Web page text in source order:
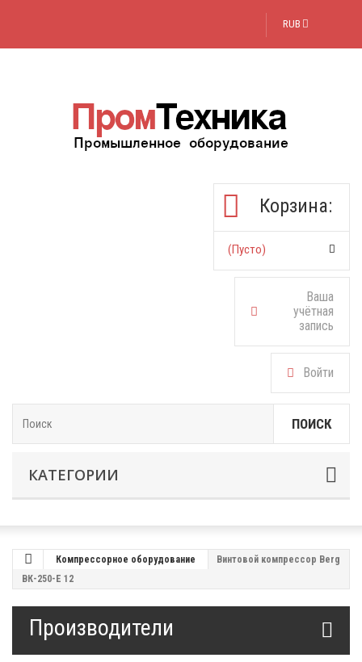
RUB
Корзина:
(пусто)
Ваша
учётная
запись
Войти
ПОИСК
КАТЕГОРИИ
Компрессорное оборудование
Винтовой компрессор Berg
ВК-250-Е 12
Производители